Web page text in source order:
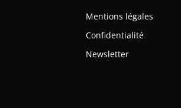
Mentions légales
Confidentialité
Newsletter